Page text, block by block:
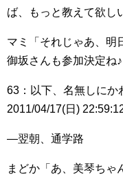
ば、もっと教えて欲し
マミ「それじゃあ、明
御坂さんも参加決定ね♪
63：以下、名無しにか
2011/04/17(日)
―翌朝、通学路
まどか「あ、美琴ちゃ